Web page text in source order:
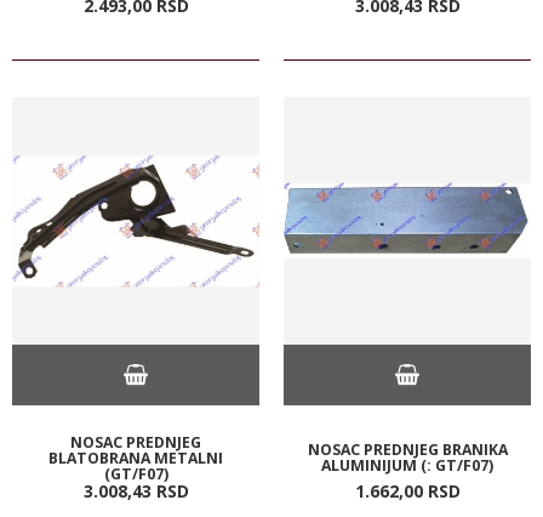
2.493,00 RSD 3.008,43 RSD
NOSAC PREDNJEG
BLATOBRANA METALNI
(GT/F07)
3.008,43 RSD
NOSAC PREDNJEG BRANIKA
ALUMINIJUM (: GT/F07)
1.662,00 RSD